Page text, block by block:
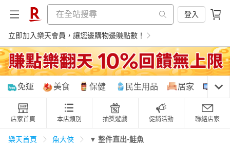
登入
立即加入樂天會員，讓您邊購物邊賺點數！
購物網分類
天天免運 美食蛋糕 養生保健
免運 美食 保健 民生用品 居家 3C
店家首頁 本店類別 抽獎遊戲 促銷活動 聯絡店家
樂天首頁 魚大俠 ▼ 整件直出-鮭魚